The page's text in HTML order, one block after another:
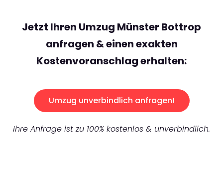
Jetzt Ihren Umzug Münster Bottrop
anfragen & einen exakten
Kostenvoranschlag erhalten:
Umzug unverbindlich anfragen!
Ihre Anfrage ist zu 100% kostenlos & unverbindlich.